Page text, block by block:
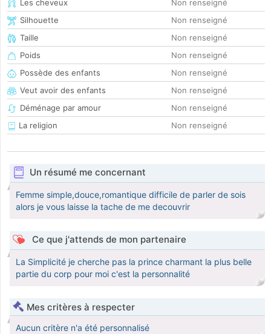
Les cheveux
Non renseigné
Silhouette
Non renseigné
Taille
Non renseigné
Poids
Non renseigné
Possède des enfants
Non renseigné
Veut avoir des enfants
Non renseigné
Déménage par amour
Non renseigné
La religion
Non renseigné
Un résumé me concernant
Femme simple,douce,romantique difficile de parler de sois
alors je vous laisse la tache de me decouvrir
Ce que j'attends de mon partenaire
La Simplicité je cherche pas la prince charmant la plus belle
partie du corp pour moi c'est la personnalité
Mes critères à respecter
Aucun critère n'a été personnalisé